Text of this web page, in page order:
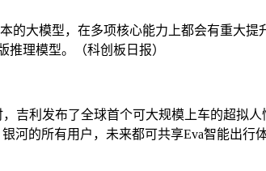
的大模型，在多项核心能力上都会有重大提
理模型。（科创板日报）
吉利发布了全球首个可大规模上车的超拟
河的所有用户，未来都可共享Eva智能出行